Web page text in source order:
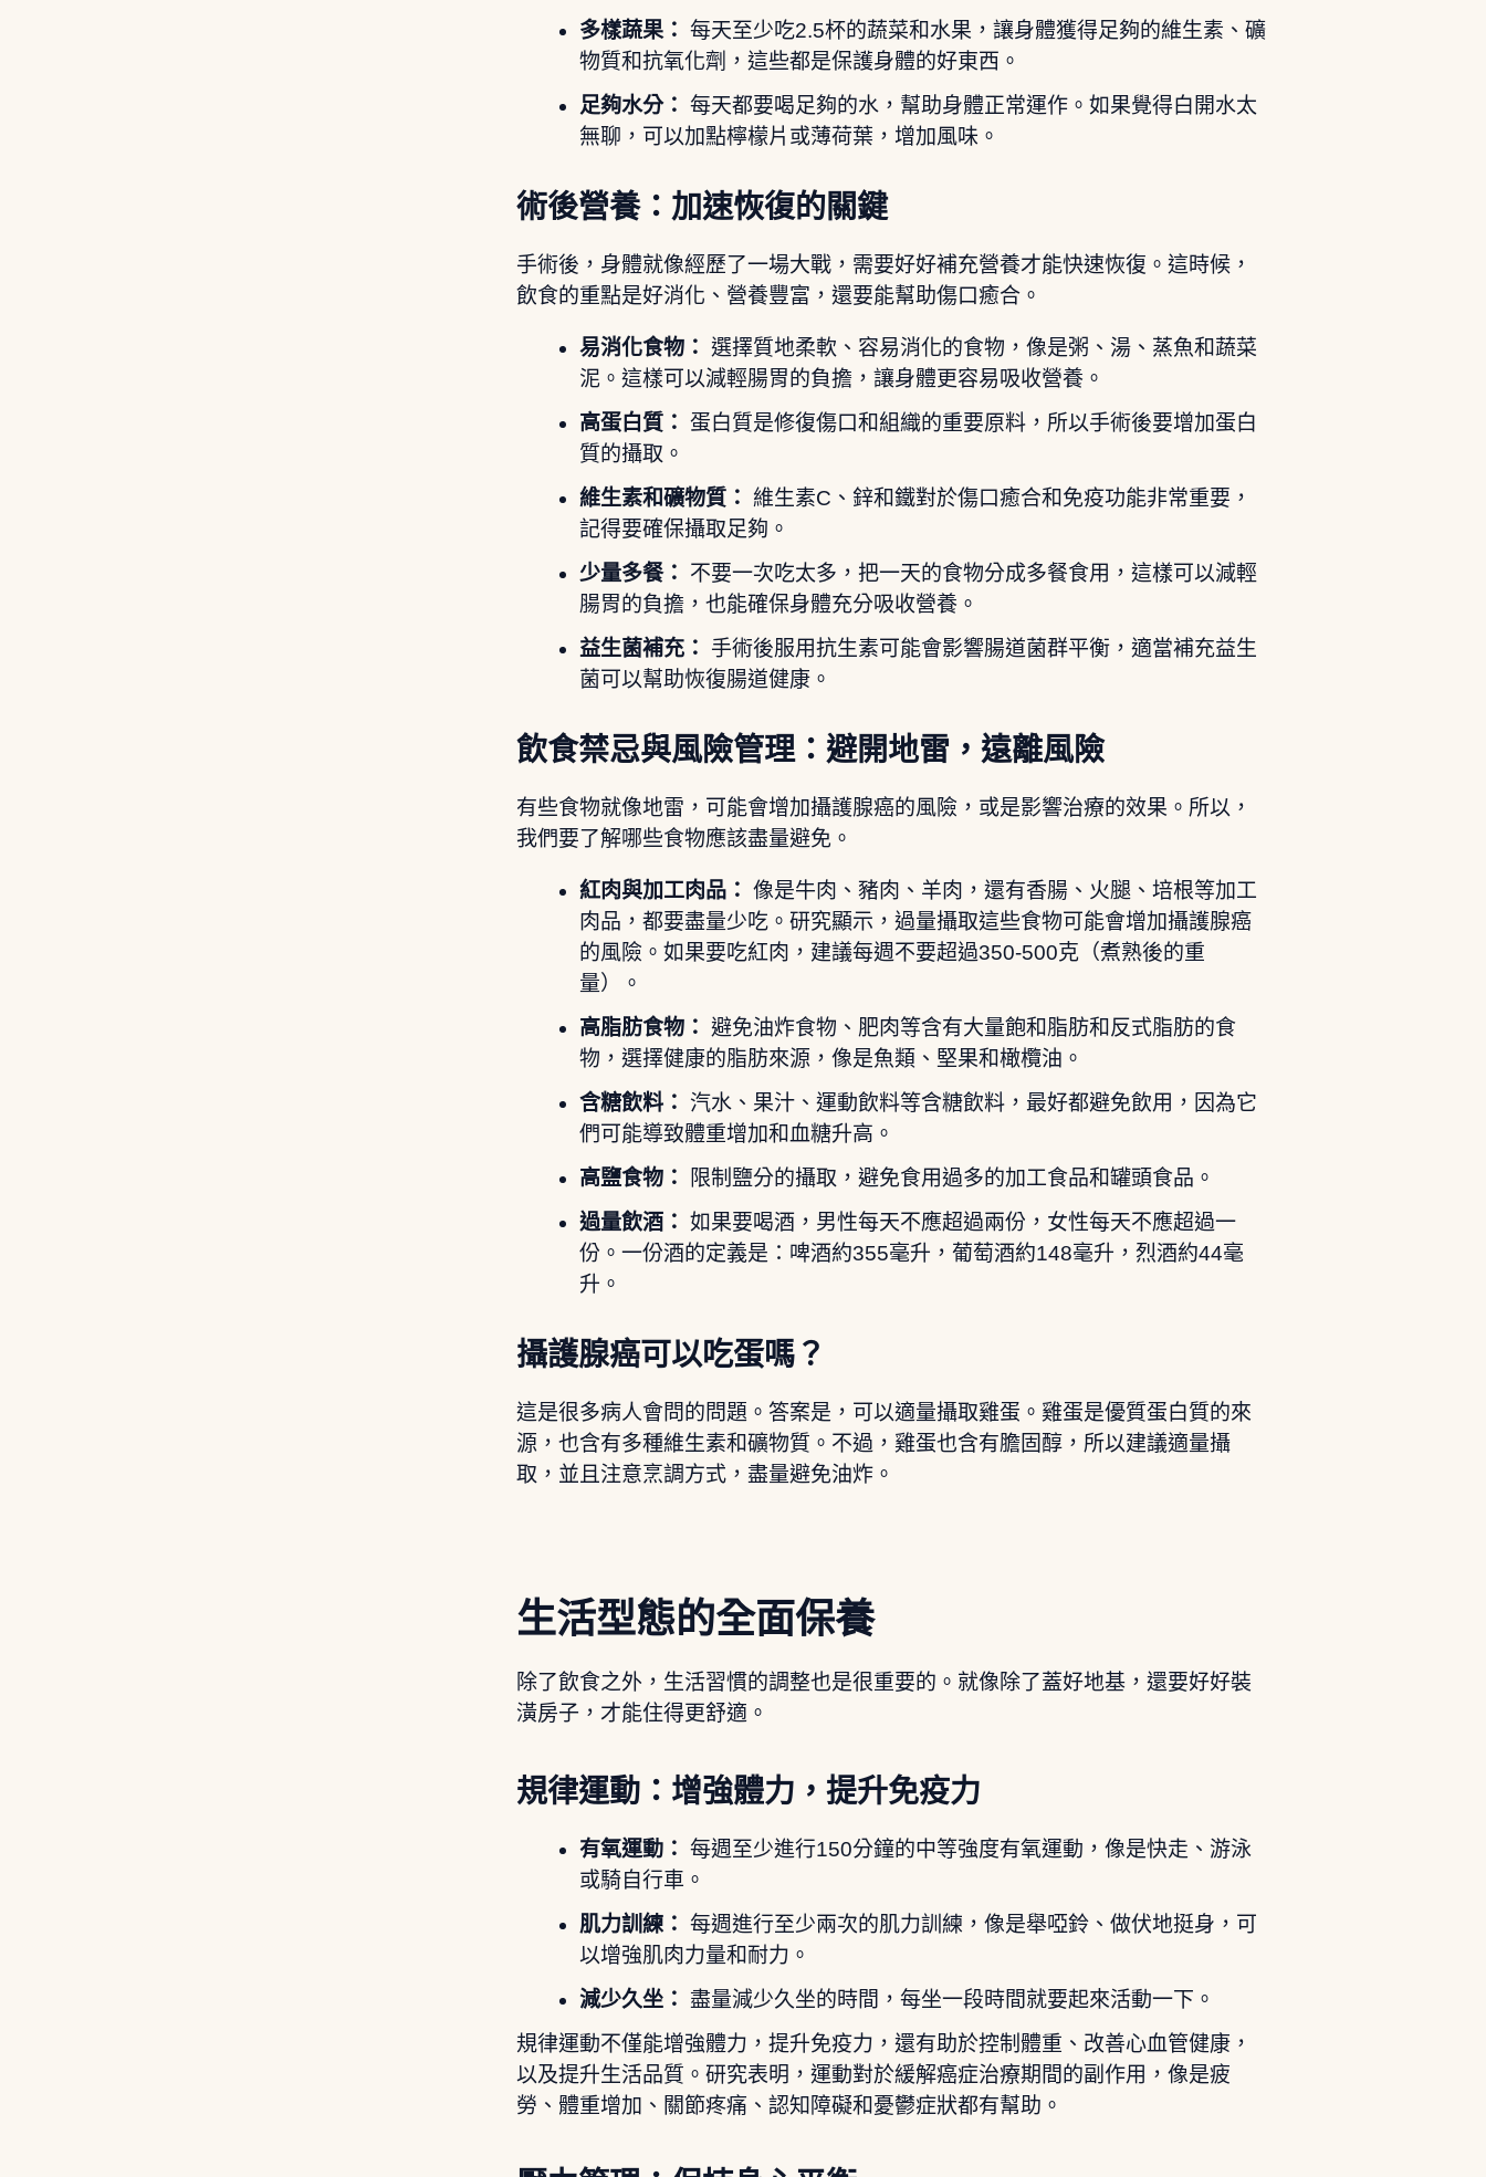
多樣蔬果： 每天至少吃2.5杯的蔬菜和水果，讓身體獲得足夠的維生素、礦
物質和抗氧化劑，這些都是保護身體的好東西。
足夠水分： 每天都要喝足夠的水，幫助身體正常運作。如果覺得白開水太
無聊，可以加點檸檬片或薄荷葉，增加風味。
術後營養：加速恢復的關鍵
手術後，身體就像經歷了一場大戰，需要好好補充營養才能快速恢復。這時候，
飲食的重點是好消化、營養豐富，還要能幫助傷口癒合。
易消化食物： 選擇質地柔軟、容易消化的食物，像是粥、湯、蒸魚和蔬菜
泥。這樣可以減輕腸胃的負擔，讓身體更容易吸收營養。
高蛋白質： 蛋白質是修復傷口和組織的重要原料，所以手術後要增加蛋白
質的攝取。
維生素和礦物質：
維生素C、鋅和鐵對於傷口癒合和免疫功能非常重要，
記得要確保攝取足夠。
少量多餐：
不要一次吃太多，把一天的食物分成多餐食用，這樣可以減輕
腸胃的負擔，也能確保身體充分吸收營養。
益生菌補充：
手術後服用抗生素可能會影響腸道菌群平衡，適當補充益生
菌可以幫助恢復腸道健康。
飲食禁忌與風險管理：避開地雷，遠離風險
有些食物就像地雷，可能會增加攝護腺癌的風險，或是影響治療的效果。所以，
我們要了解哪些食物應該盡量避免。
紅肉與加工肉品： 像是牛肉、豬肉、羊肉，還有香腸、火腿、培根等加工
肉品，都要盡量少吃。研究顯示，過量攝取這些食物可能會增加攝護腺癌
的風險。如果要吃紅肉，建議每週不要超過350-500克（煮熟後的重
量）。
高脂肪食物： 避免油炸食物、肥肉等含有大量飽和脂肪和反式脂肪的食
物，選擇健康的脂肪來源，像是魚類、堅果和橄欖油。
含糖飲料：
汽水、果汁、運動飲料等含糖飲料，最好都避免飲用，因為它
們可能導致體重增加和血糖升高。
高鹽食物：
限制鹽分的攝取，避免食用過多的加工食品和罐頭食品。
過量飲酒： 如果要喝酒，男性每天不應超過兩份，女性每天不應超過一
份。一份酒的定義是：啤酒約355毫升，葡萄酒約148毫升，烈酒約44毫
升。
攝護腺癌可以吃蛋嗎？
這是很多病人會問的問題。答案是，可以適量攝取雞蛋。雞蛋是優質蛋白質的來
源，也含有多種維生素和礦物質。不過，雞蛋也含有膽固醇，所以建議適量攝
取，並且注意烹調方式，盡量避免油炸。
生活型態的全面保養
除了飲食之外，生活習慣的調整也是很重要的。就像除了蓋好地基，還要好好裝
潢房子，才能住得更舒適。
規律運動：增強體力，提升免疫力
有氧運動： 每週至少進行150分鐘的中等強度有氧運動，像是快走、游泳
或騎自行車。
肌力訓練： 每週進行至少兩次的肌力訓練，像是舉啞鈴、做伏地挺身，可
以增強肌肉力量和耐力。
減少久坐：
盡量減少久坐的時間，每坐一段時間就要起來活動一下。
規律運動不僅能增強體力，提升免疫力，還有助於控制體重、改善心血管健康，
以及提升生活品質。研究表明，運動對於緩解癌症治療期間的副作用，像是疲
勞、體重增加、關節疼痛、認知障礙和憂鬱症狀都有幫助。